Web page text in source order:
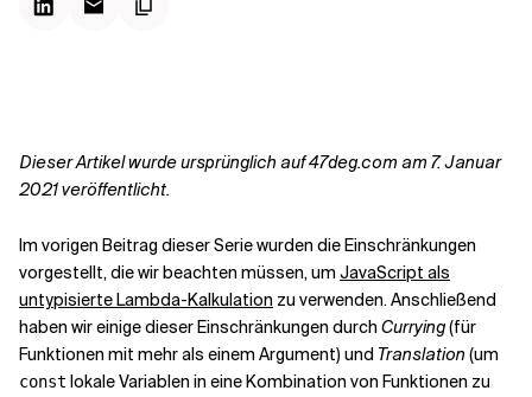
Dieser Artikel wurde ursprünglich auf 47deg.com am 7. Januar
2021 veröffentlicht.
Im vorigen Beitrag dieser Serie wurden die Einschränkungen
vorgestellt, die wir beachten müssen, um JavaScript als
untypisierte Lambda-Kalkulation zu verwenden. Anschließend
haben wir einige dieser Einschränkungen durch Currying(für
Funktionen mit mehr als einem Argument) und Translation (um
const lokale Variablen in eine Kombination von Funktionen zu